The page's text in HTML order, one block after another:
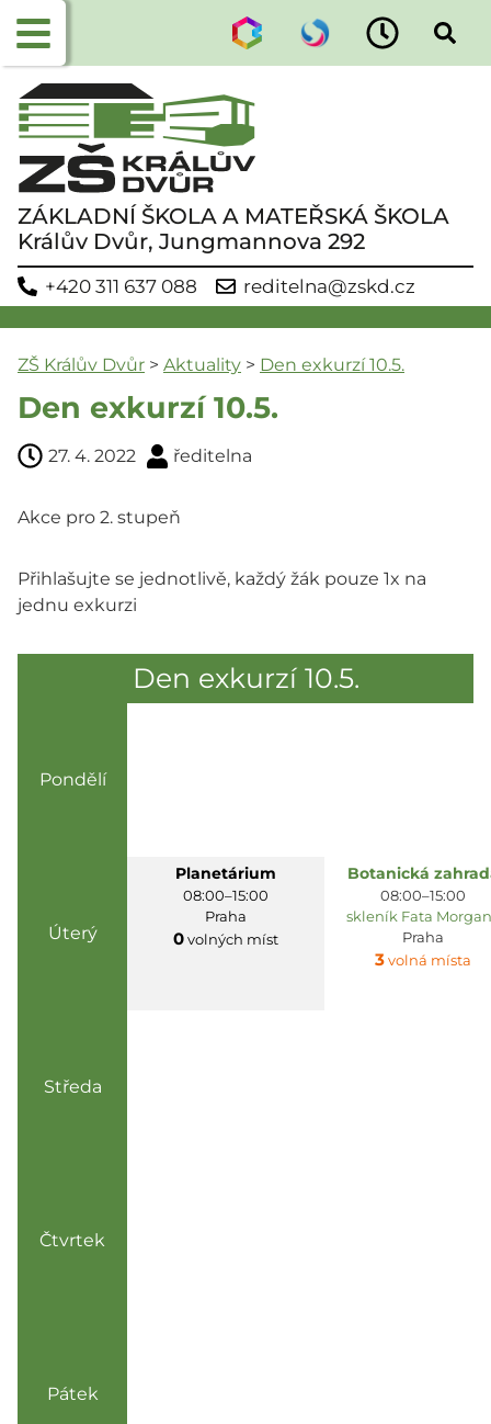
ZÁKLADNÍ ŠKOLA A MATEŘSKÁ ŠKOLA
Králův Dvůr, Jungmannova 292
+420 311 637 088 reditelna@zskd.cz
ZŠ Králův Dvůr > Aktuality > Den exkurzí 10.5.
Den exkurzí 10.5.
27. 4. 2022 ředitelna
Akce pro 2. stupeň
Přihlašujte se jednotlivě, každý žák pouze 1x na
jednu exkurzi
Den exkurzí 10.5.
Pondělí
Úterý
Planetárium
08:00–15:00
Praha
0volných míst
Botanická
08:00–15:00
skleník Fata
Praha
3volná místa
Středa
Čtvrtek
Pátek